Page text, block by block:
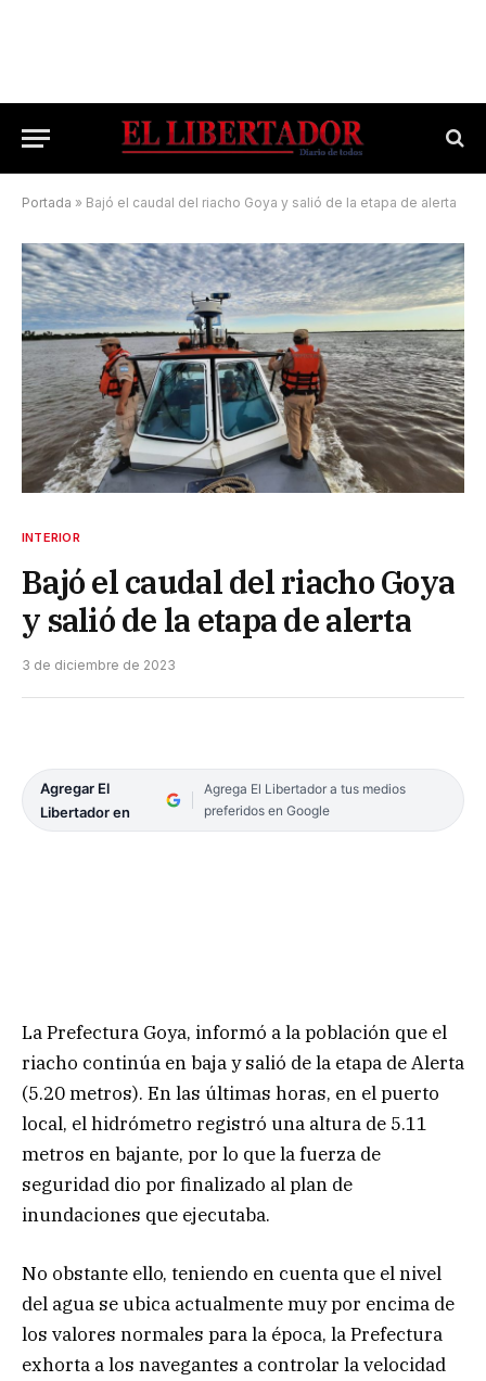
Portada » Bajó el caudal del riacho Goya y salió de la etapa de alerta
INTERIOR
Bajó el caudal del riacho Goya
y salió de la etapa de alerta
3 de diciembre de 2023
Agregar El
Libertador en
Agrega El Libertador a tus medios
preferidos en Google
La Prefectura Goya, informó a la población que el
riacho continúa en baja y salió de la etapa de Alerta
(5.20 metros). En las últimas horas, en el puerto
local, el hidrómetro registró una altura de 5.11
metros en bajante, por lo que la fuerza de
seguridad dio por finalizado al plan de
inundaciones que ejecutaba.
No obstante ello, teniendo en cuenta que el nivel
del agua se ubica actualmente muy por encima de
los valores normales para la época, la Prefectura
exhorta a los navegantes a controlar la velocidad